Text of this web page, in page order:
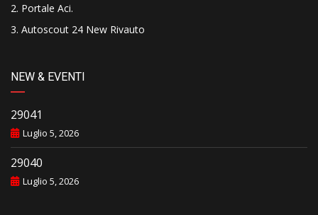
Portale Aci.
Autoscout 24 New Rivauto
NEW & EVENTI
29041
Luglio 5, 2026
29040
Luglio 5, 2026